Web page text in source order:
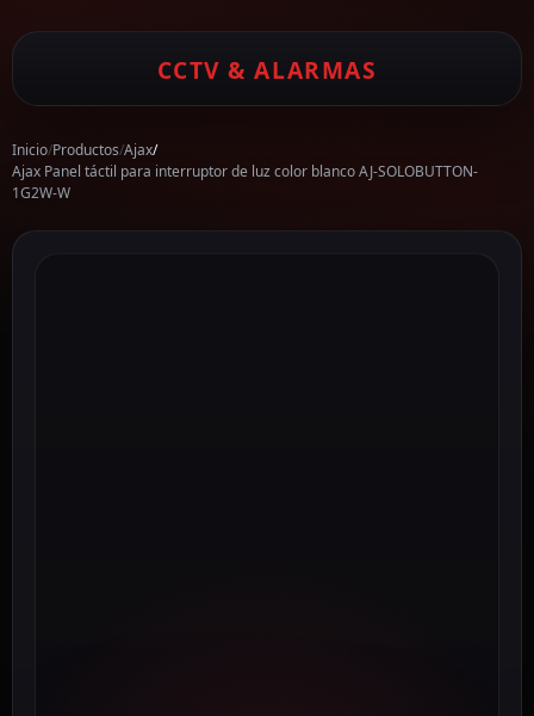
CCTV & ALARMAS
Inicio/Productos/Ajax/
Ajax Panel táctil para interruptor de luz color blanco AJ-SOLOBUTTON-
1G2W-W